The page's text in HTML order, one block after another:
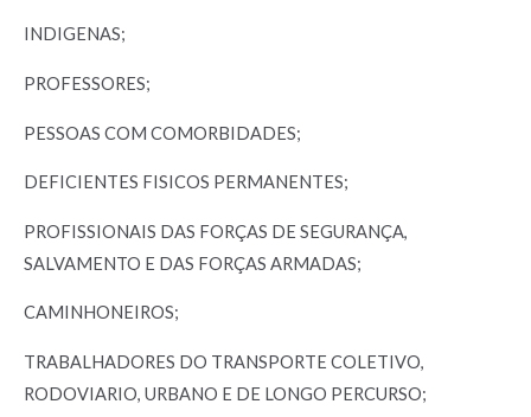
INDIGENAS;
PROFESSORES;
PESSOAS COM COMORBIDADES;
DEFICIENTES FISICOS PERMANENTES;
PROFISSIONAIS DAS FORÇAS DE SEGURANÇA,
SALVAMENTO E DAS FORÇAS ARMADAS;
CAMINHONEIROS;
TRABALHADORES DO TRANSPORTE COLETIVO,
RODOVIARIO, URBANO E DE LONGO PERCURSO;